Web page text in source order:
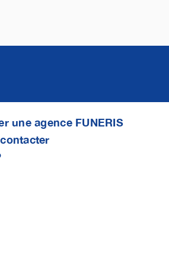
une agence FUNERIS